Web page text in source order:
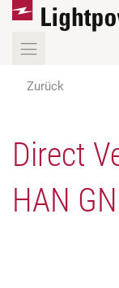
Zurück
Direct
HAN